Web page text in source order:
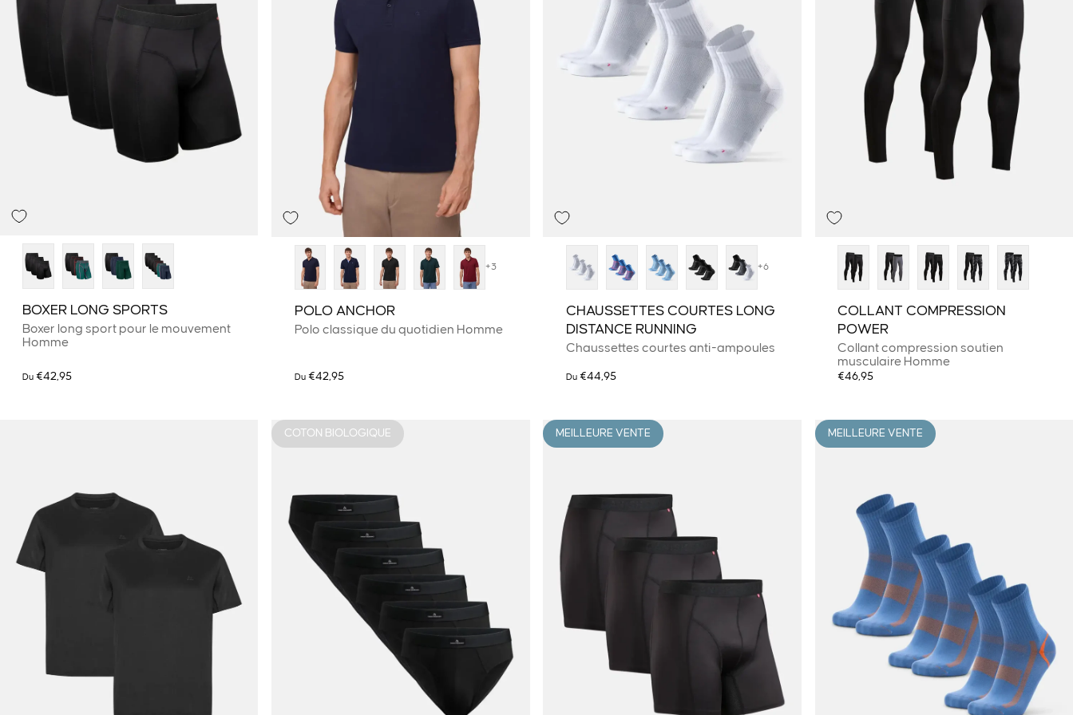
BOXER LONG SPORTS
Boxer long sport pour le mouvement
Homme
Du €42,95
+3
POLO ANCHOR
Polo classique du quotidien Homme
Du€42,95
+6
CHAUSSETTES COURTES LONG
DISTANCE RUNNING
Chaussettes courtes anti-ampoules
Du€44,95
COLLANT COMPRESSION
POWER
Collant compression soutien
musculaire Homme
€46,95
COTON BIOLOGIQUE MEILLEURE VENTE MEILLEURE VENTE